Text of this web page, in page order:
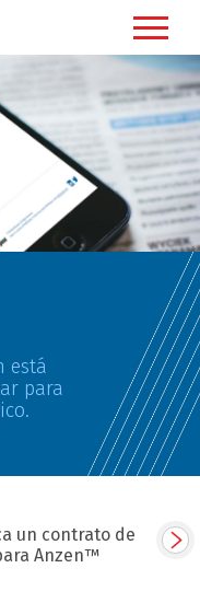
está
para
un contrato de
Anzen™